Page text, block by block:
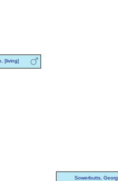
[living]
Sowerbutts, Georg